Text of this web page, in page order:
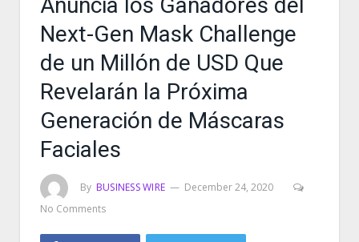
Next-Gen Mask Challenge
de un Millón de USD Que
Revelarán la Próxima
Generación de Máscaras
Faciales
By BUSINESS WIRE
December 24, 2020
No Comments